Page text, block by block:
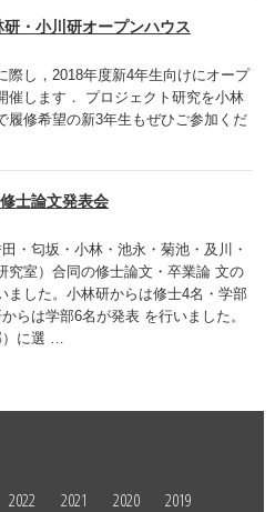
・小川研オープンハウス
際し，2018年度新4年生向けにオープ
催します． プロジェクト研究を小林
履修希望の新3年生もぜひご参加くだ
士論文発表会
・匂坂・小林・池永・菊池・及川・
究室）合同の修士論文・卒業論 文の
ました。小林研からは修士4名・学部
らは学部6名が発表 を行いました。
）に選 …
2022 2021 2020
2019